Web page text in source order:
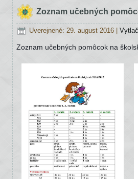
Zoznam učebných
Uverejnené: 29. august 2016
Zoznam učebných pomôcok na